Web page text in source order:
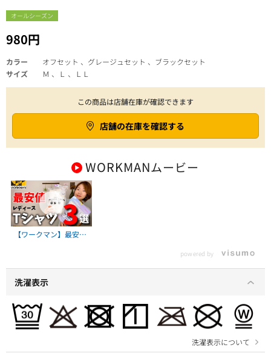
オールシーズン
980円
カラー
オフセット 、グレージュセット 、ブラックセット
サイズ
Ｍ 、Ｌ 、ＬＬ
この商品は店舗在庫が確認できます
店舗の在庫を確認する
WORKMANムービー
【ワークマン】最安値
も解説！
powered by
洗濯表示
洗濯表示について